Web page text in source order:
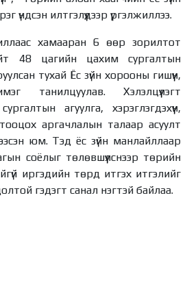
үндсэн илтгэлүүдээр үргэлжиллээ.
хамааран 6 өөр зорилтот
48 цагийн цахим сургалтын
тухай Ёс зүйн хорооны гишүүн,
танилцуулав. Хэлэлцүүлэгт
агуулга, хэрэглэгдэхүүн,
тооцох аргачлалын талаар асуулт
юм. Тэд ёс зүйн манлайллаар
соёлыг төлөвшүүлснээр төрийн
иргэдийн төрд итгэх итгэлийг
гэдэгт санал нэгтэй байлаа.